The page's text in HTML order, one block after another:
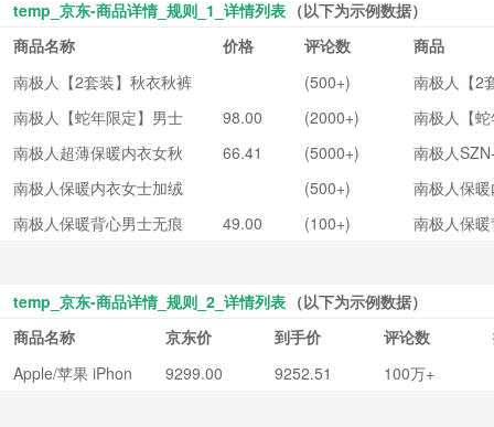
temp_京东-商品详情_规则_1_详情列表 （以下为示例数据）
商品名称
价格 评论数
商品
南极人【2套装】秋衣秋裤
男德绒男士保暖内衣套装
秋冬季薄款打底棉毛衫 深
麻灰+黑色(德绒2套装) 2X
(500+)
南极人【2
秋衣秋裤
士保暖内
冬季薄款
绒2套装)
荐 180/
南极人【蛇年限定】男士
保暖内衣本命年男大红结
婚礼物女士秋衣秋裤套装
男款6件套礼盒-性价比高 X
98.00 (2000+)
南极人【
定】男士
本命年男
礼物女士
盒-性价比
南极人超薄保暖内衣女秋
衣秋裤套装隐形热能肌底
美肤衣打底衫冬黑
66.41 (5000+)
南极人
21
南极人保暖内衣女士加绒
发热修身打底衫圆领无痕
秋衣裤套装秋冬绿色L
(500+)
南极人保
南极人保暖背心男士无痕
+抗菌】黑色 XL
49.00 (100+)
南极人保
绒保暖上
电+抗菌】
temp_京东-商品详情_规则_2_详情列表 （以下为示例数据）
商品名称
京东价 到手价 评论数
Apple/苹果 iPhon
9299.00 9252.51 100万+